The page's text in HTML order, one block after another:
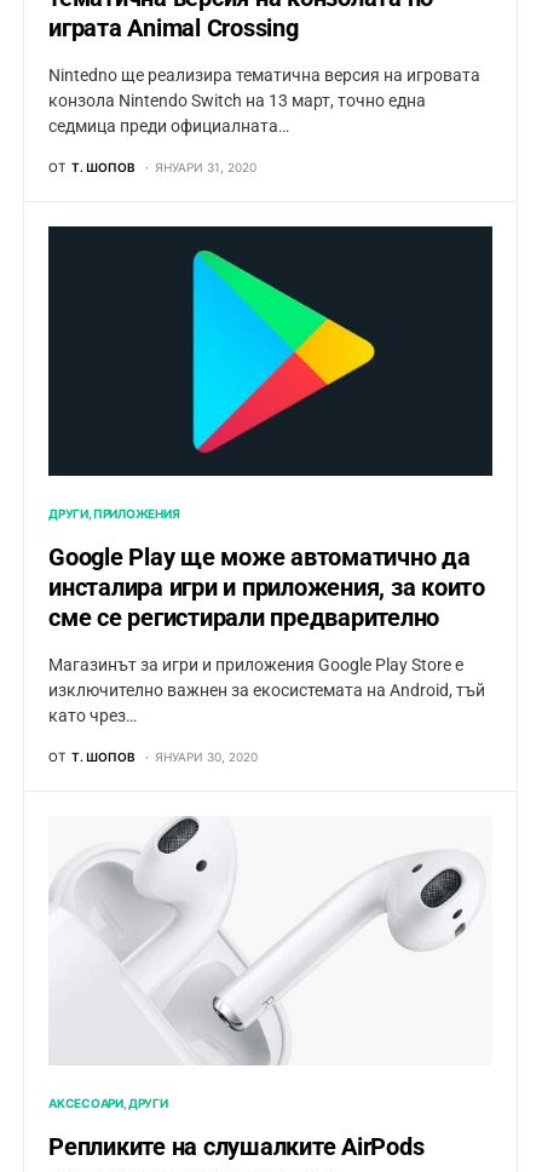
играта Animal Crossing
Nintedno ще реализира тематична версия на игровата
конзола Nintendo Switch на 13 март, точно една
седмица преди официалната…
ОТ Т. ШОПОВ ЯНУАРИ 31, 2020
ДРУГИ ПРИЛОЖЕНИЯ
Google Play ще може автоматично да
инсталира игри и приложения, за които
сме се регистирали предварително
Магазинът за игри и приложения Google Play Store е
изключително важнен за екосистемата на Android, тъй
като чрез…
ОТ Т. ШОПОВ ЯНУАРИ 30, 2020
АКСЕСОАРИ ДРУГИ
Репликите на слушалките AirPods